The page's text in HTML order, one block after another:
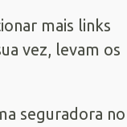
mais links
vez, levam os
seguradora no